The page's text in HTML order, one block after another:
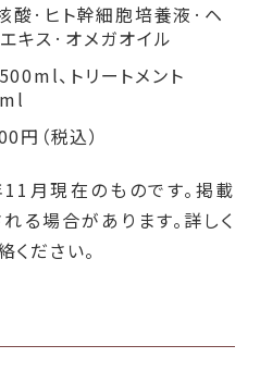
酸·ヒト幹細胞培養液·ヘ
キス·オメガオイル
、トリートメント
（税込）
11月現在のものです。掲載
る場合があります。詳しく
ださい。